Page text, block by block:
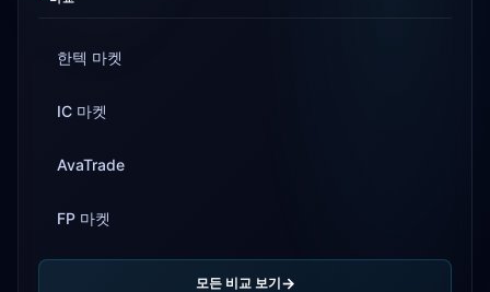
한텍 마켓
IC 마켓
AvaTrade
FP 마켓
모든 비교 보기